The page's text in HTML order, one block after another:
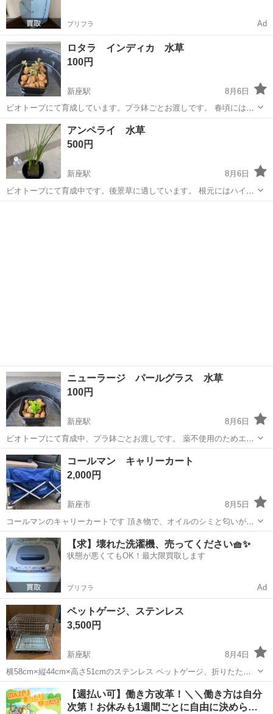
プリフラ Ad
ロタラ インディカ 水草
100円
新座駅
8月6日
ビオトープにて育成しています。プラ鉢ごとお渡しです。 春頃には水
上でピンクの可愛い花を咲かせてくれます。 薬不使用のためエビのい
る水槽にもすぐに入れていただけます。 他の出品中のものとまとめて
購入いただける場合割引いたしま...
埼玉 新座市 その他
アンペライ 水草
500円
新座駅
8月6日
ビオトープにて育成中です。後景草に適しています。 根元にはハイゴ
ケが付いています。 プラ鉢ごとお渡しです。 薬不使用のためエビ入り
ニューラージ パールグラス 水草
100円
新座駅
8月6日
ビオトープにて育成中、プラ鉢ごとお渡しです。 薬不使用のためエビ
のいる水槽にもすぐに入れていただけます。 他の出品中のものとまと
めて購入いただける場合割引いたします。 新座、志木、朝霞台付近で
車を駐車可能な場所で受け渡...
埼玉 新座市 その他
コールマン キャリーカート
2,000円
新座市
8月5日
コールマンのキャリーカートです 頂き物で、オイルのシミと匂いがあ
ります。 後輪はすり減りがあり、後輪片方はテープで補修していま
す。 収納ケース、バンドはありません。写真にあるものが全てです。
物を乗せて運ぶのは問題なくできます
埼玉 新座市 その他
【求】壊れた洗濯機、売ってください🧺✨
状態が悪くてもOK！最大限買取します
プリフラ Ad
ペットゲージ、ステンレス
3,500円
新座駅
8月4日
横58cm×縦44cm×高さ51cmのステンレス ペットゲージ、折りたたみ
式 出入り口は2箇所あるタイプです。 使用期間は短かったのですが、
保管期間が長いです。 災害用にと保管しておりました。 できるだけ早
くて取りに行...
埼玉 新座市 新座駅 その他
【週払い可】働き方改革！＼＼働き方は自分
次第！お休みも1週間ごとに自由に決めら…